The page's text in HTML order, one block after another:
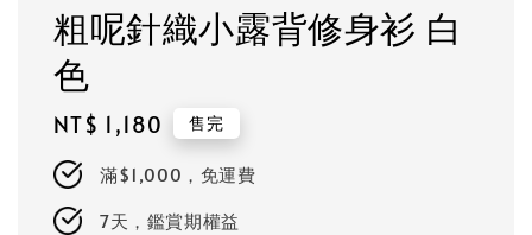
粗呢針織小露背修身衫 白
色
Regular
price
NT$ 1,180 售完
滿$1,000，免運費
7天，鑑賞期權益